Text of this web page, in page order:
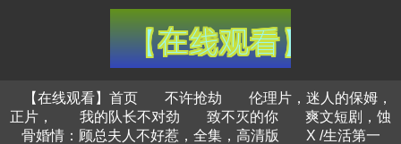
【在线观看】首页 不许抢劫
伦理片，迷人的保姆，
正片，
我的队长不对劲 致不灭的你
爽文短剧，蚀
骨婚情：顾总夫人不好惹，全集，高清版
X /生活第一